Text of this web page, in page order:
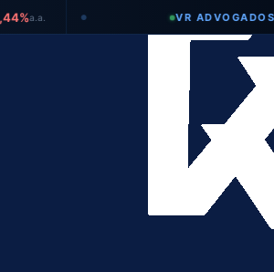
● VR ADVOGADOS